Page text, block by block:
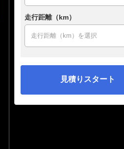
走行距離（km）
見積りスタート